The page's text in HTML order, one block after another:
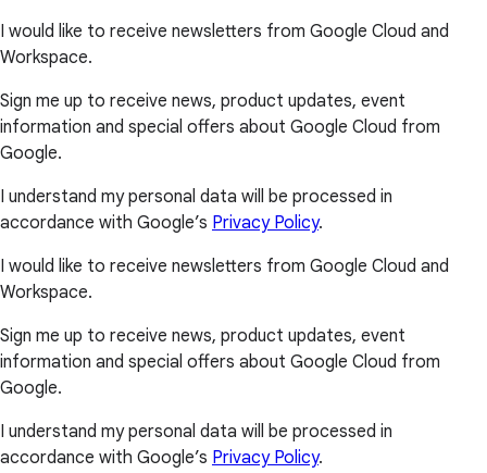
I would like to receive newsletters from Google Cloud and
Workspace.
Sign me up to receive news, product updates, event
information and special offers about Google Cloud from
Google.
I understand my personal data will be processed in
accordance with Google’s Privacy Policy.
I would like to receive newsletters from Google Cloud and
Workspace.
Sign me up to receive news, product updates, event
information and special offers about Google Cloud from
Google.
I understand my personal data will be processed in
accordance with Google’s Privacy Policy.